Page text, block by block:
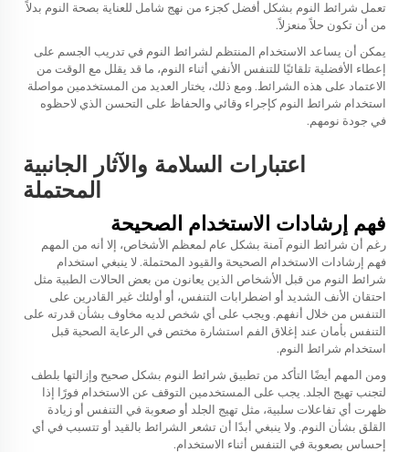
تعمل شرائط النوم بشكل أفضل كجزء من نهج شامل للعناية بصحة النوم بدلاً
من أن تكون حلاً منعزلاً.
يمكن أن يساعد الاستخدام المنتظم لشرائط النوم في تدريب الجسم على
إعطاء الأفضلية تلقائيًا للتنفس الأنفي أثناء النوم، ما قد يقلل مع الوقت من
الاعتماد على هذه الشرائط. ومع ذلك، يختار العديد من المستخدمين مواصلة
استخدام شرائط النوم كإجراء وقائي والحفاظ على التحسن الذي لاحظوه
في جودة نومهم.
اعتبارات السلامة والآثار الجانبية
المحتملة
فهم إرشادات الاستخدام الصحيحة
رغم أن شرائط النوم آمنة بشكل عام لمعظم الأشخاص، إلا أنه من المهم
فهم إرشادات الاستخدام الصحيحة والقيود المحتملة. لا ينبغي استخدام
شرائط النوم من قبل الأشخاص الذين يعانون من بعض الحالات الطبية مثل
احتقان الأنف الشديد أو اضطرابات التنفس، أو أولئك غير القادرين على
التنفس من خلال أنفهم. ويجب على أي شخص لديه مخاوف بشأن قدرته على
التنفس بأمان عند إغلاق الفم استشارة مختص في الرعاية الصحية قبل
استخدام شرائط النوم.
ومن المهم أيضًا التأكد من تطبيق شرائط النوم بشكل صحيح وإزالتها بلطف
لتجنب تهيج الجلد. يجب على المستخدمين التوقف عن الاستخدام فورًا إذا
ظهرت أي تفاعلات سلبية، مثل تهيج الجلد أو صعوبة في التنفس أو زيادة
القلق بشأن النوم. ولا ينبغي أبدًا أن تشعر الشرائط بالقيد أو تتسبب في أي
إحساس بصعوبة في التنفس أثناء الاستخدام.